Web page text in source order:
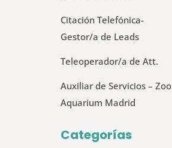
Citación Telefónica-
Gestor/a de Leads
Teleoperador/a de Att.
Auxiliar de Servicios – Zoo
Aquarium Madrid
Categorías